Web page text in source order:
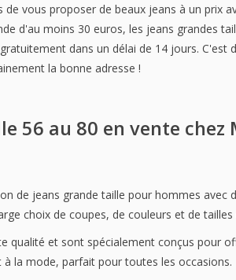
vous proposer de beaux jeans à un prix
d'au moins 30 euros, les jeans grandes
dans un délai de 14 jours. C'est
la bonne adresse !
56 au 80 en vente chez
de jeans grande taille pour hommes avec
choix de coupes, de couleurs et de tailles
qualité et sont spécialement conçus pour
la mode, parfait pour toutes les occasions.